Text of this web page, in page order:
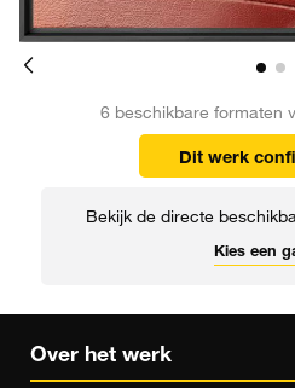
6 beschikbare formaten
Dit werk
Bekijk de directe
Kies een
Over het werk